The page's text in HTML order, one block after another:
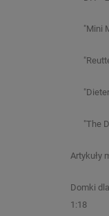
"Mini
"The
Artykuły
Domki
1:18